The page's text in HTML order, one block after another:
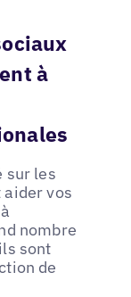
à
sur les
aider vos
nombre
sont
de